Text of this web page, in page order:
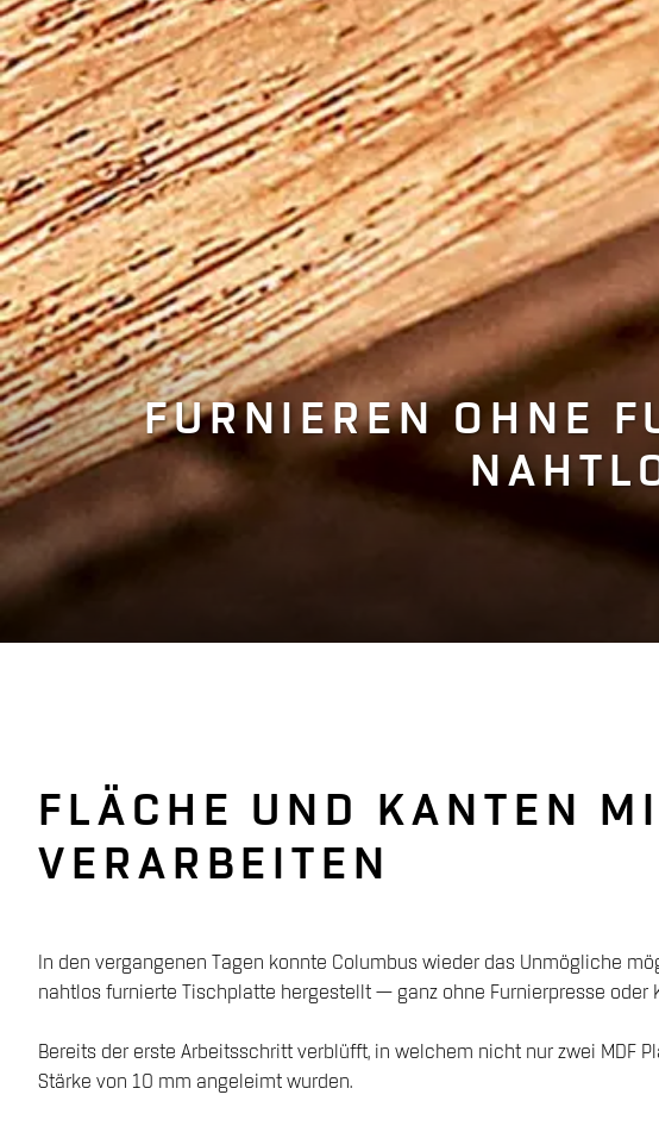
FURNIEREN OHNE
FLÄCHE UND KANTEN
VERARBEITEN
In den vergangenen Tagen konnte Columbus wieder das Unmögliche
nahtlos furnierte Tischplatte hergestellt — ganz ohne Furnierpresse
Bereits der erste Arbeitsschritt verblüfft, in welchem nicht nur zwei
Stärke von 10 mm angeleimt wurden.